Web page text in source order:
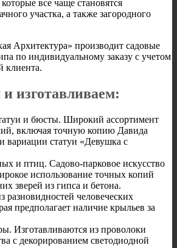
все чаще становятся
участка, а также загородного
Архитектура» производит садовые
по индивидуальному заказу с учетом
клиента.
изготавливаем:
и бюсты. Широкий ассортимент
включая точную копию Давида
вариации статуи «Девушка с
и птиц. Садово-парковое искусство
использование точных копий
зверей из гипса и бетона.
человеческих
предполагает наличие крыльев за
Изготавливаются из проволоки
с декорированием светодиодной